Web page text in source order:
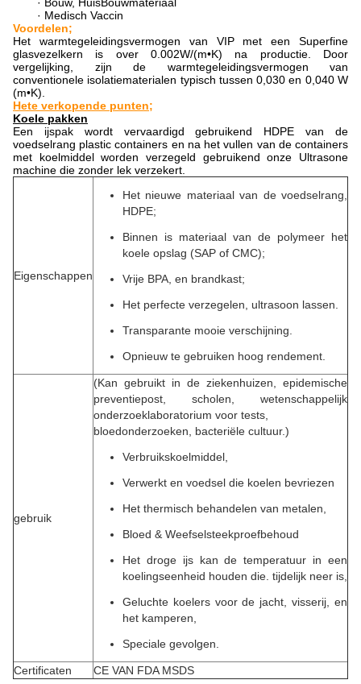
· Medisch Vaccin
Voordelen;
Het warmtegeleidingsvermogen van VIP met een Superfine
glasvezelkern is over 0.002W/(m•K) na productie. Door
vergelijking, zijn de warmtegeleidingsvermogen van
conventionele isolatiematerialen typisch tussen 0,030 en 0,040 W
(m•K).
Hete verkopende punten;
Koele pakken
Een ijspak wordt vervaardigd gebruikend HDPE van de
voedselrang plastic containers en na het vullen van de containers
met koelmiddel worden verzegeld gebruikend onze Ultrasone
machine die zonder lek verzekert.
Eigenschappen
Het nieuwe materiaal van de voedselrang,
HDPE;
Binnen is materiaal van de polymeer het
koele opslag (SAP of CMC);
Vrije BPA, en brandkast;
Het perfecte verzegelen, ultrasoon lassen.
Transparante mooie verschijning.
Opnieuw te gebruiken hoog rendement.
gebruik
(Kan gebruikt in de ziekenhuizen, epidemische
preventiepost, scholen, wetenschappelijk
onderzoeklaboratorium voor tests,
bloedonderzoeken, bacteriële cultuur.)
Verbruikskoelmiddel,
Verwerkt en voedsel die koelen bevriezen
Het thermisch behandelen van metalen,
Bloed & Weefselsteekproefbehoud
Het droge ijs kan de temperatuur in een
koelingseenheid houden die. tijdelijk neer is,
Geluchte koelers voor de jacht, visserij, en
het kamperen,
Speciale gevolgen.
Certificaten CE VAN FDA MSDS